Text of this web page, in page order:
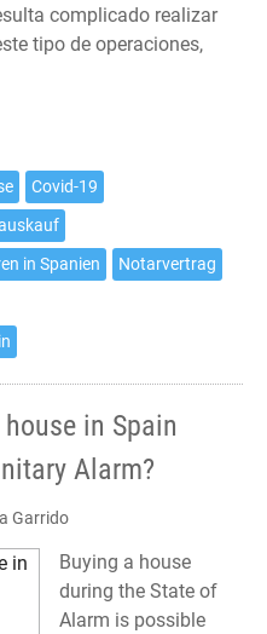
complicado realizar
tipo de operaciones,
Covid-19
in Spanien
Notarvertrag
in Spain
Alarm?
Garrido
Buying a house
during the State of
Alarm is possible